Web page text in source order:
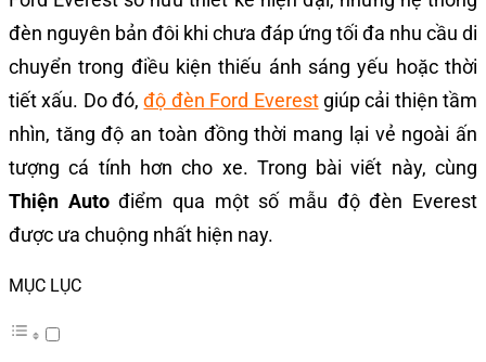
đèn nguyên bản đôi khi chưa đáp ứng tối đa nhu cầu di
chuyển trong điều kiện thiếu ánh sáng yếu hoặc thời
tiết xấu. Do đó,độ đèn Ford Everestgiúp cải thiện tầm
nhìn, tăng độ an toàn đồng thời mang lại vẻ ngoài ấn
tượng cá tính hơn cho xe. Trong bài viết này, cùng
Thiện Autođiểm qua một số mẫu độ đèn Everest
được ưa chuộng nhất hiện nay.
MỤC LỤC